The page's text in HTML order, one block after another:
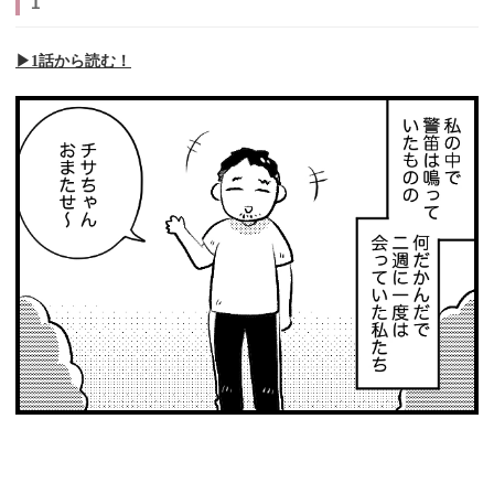
▶︎1話から読む！